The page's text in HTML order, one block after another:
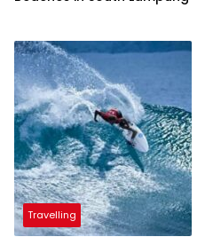
Travelling